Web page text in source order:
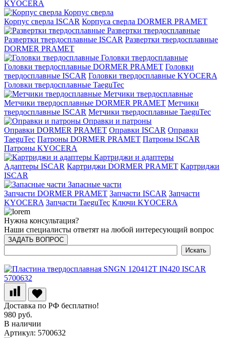
KYOCERA
Корпус сверла
Корпус сверла ISCAR Корпуса сверла DORMER PRAMET
Развертки твердосплавные
Развертки твердосплавные ISCAR Развертки твердосплавные
DORMER PRAMET
Головки твердосплавные
Головки твердосплавные DORMER PRAMET Головки
твердосплавные ISCAR Головки твердосплавные KYOCERA
Головки твердосплавные TaeguTec
Метчики твердосплавные
Метчики твердосплавные DORMER PRAMET Метчики
твердосплавные ISCAR Метчики твердосплавные TaeguTec
Оправки и патроны
Оправки DORMER PRAMET Оправки ISCAR Оправки
TaeguTec Патроны DORMER PRAMET Патроны ISCAR
Патроны KYOCERA
Картриджи и адаптеры
Адаптеры ISCAR Картриджи DORMER PRAMET Картриджи
ISCAR
Запасные части
Запчасти DORMER PRAMET Запчасти ISCAR Запчасти
KYOCERA Запчасти TaeguTec Ключи KYOCERA
Нужна консультация?
Наши специалисты ответят на любой интересующий вопрос
ЗАДАТЬ ВОПРОС
Доставка по РФ бесплатно!
980 руб.
В наличии
Артикул: 5700632